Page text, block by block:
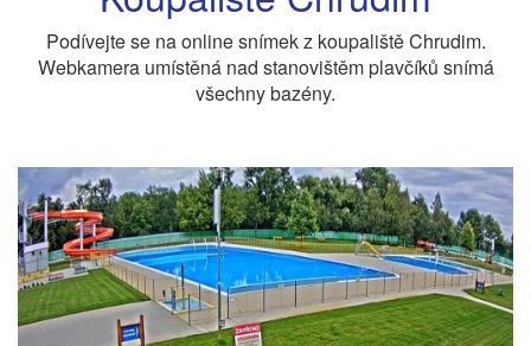
Podívejte se na online snímek z koupaliště Chrudim.
Webkamera umístěná nad stanovištěm plavčíků snímá
všechny bazény.